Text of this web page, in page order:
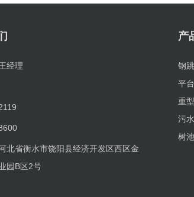
经理
省衡水市饶阳县经济开发区西区金
园B区2号
产
钢
平
重
污
树